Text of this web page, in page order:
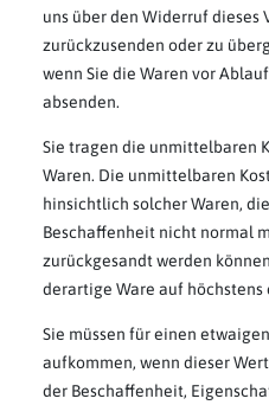
uns über den Widerruf dieses
zurückzusenden oder zu
wenn Sie die Waren vor
absenden.
Sie tragen die unmittelbaren
Waren. Die unmittelbaren
hinsichtlich solcher Waren,
Beschaffenheit nicht normal
zurückgesandt werden
derartige Ware auf höchstens
Sie müssen für einen
aufkommen, wenn dieser
der Beschaffenheit,